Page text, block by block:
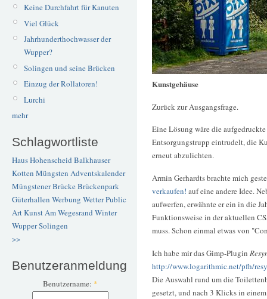
Keine Durchfahrt für Kanuten
Viel Glück
Jahrhunderthochwasser der
Wupper?
Solingen und seine Brücken
Einzug der Rollatoren!
Lurchi
mehr
Schlagwortliste
Haus Hohenscheid Balkhauser
Kotten Müngsten Adventskalender
Müngstener BrückeBrückenpark
Güterhallen Werbung WetterPublic
ArtKunstAm Wegesrand Winter
WupperSolingen
>>
Benutzeranmeldung
Benutzername: *
Kunstgehäuse
Zurück zur Ausgangsfrage.
Eine Lösung wäre die
Entsorgungstrupp eintrudelt, die
erneut abzulichten.
Armin Gerhardts brachte mich
verkaufen! auf eine andere Idee.
aufwerfen, erwähnte er ein in die
Funktionsweise in der aktuellen
muss. Schon einmal etwas von
Ich habe mir das Gimp-Plugin
http://www.logarithmic.net/pfh/
Die Auswahl rund um die
gesetzt, und nach 3 Klicks in